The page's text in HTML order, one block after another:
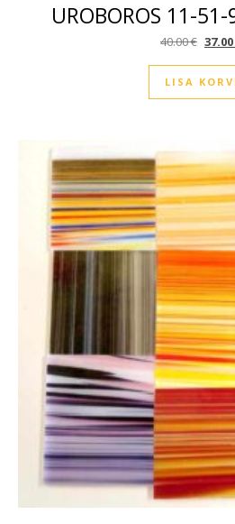
UROBOROS 11-
40.00€ Algne
37.00
LISA